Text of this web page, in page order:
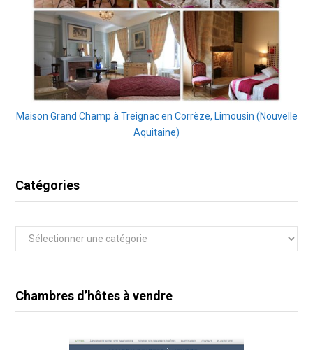
Maison Grand Champ à Treignac en Corrèze, Limousin (Nouvelle
Aquitaine)
Catégories
Catégories
Chambres d’hôtes à vendre